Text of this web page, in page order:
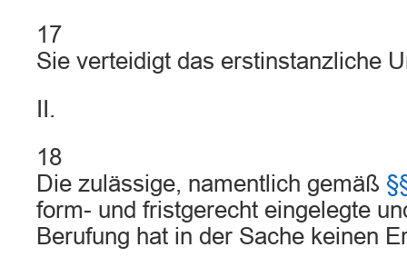
17
Sie verteidigt das erstinstanzliche
II.
18
Die zulässige, namentlich gemäß
form- und fristgerecht eingelegte
Berufung hat in der Sache keinen